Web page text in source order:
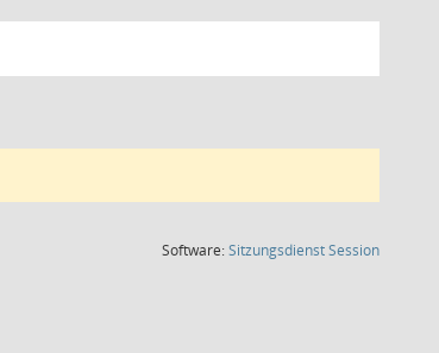
Software:SitzungsdienstSession(Wird in